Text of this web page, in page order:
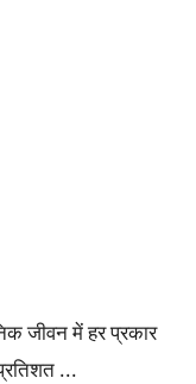
जीवन में हर प्रकार
...